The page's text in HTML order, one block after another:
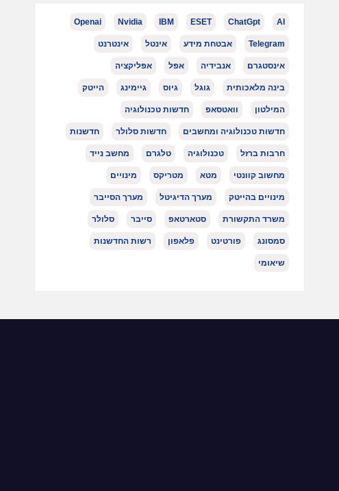
AI
ChatGpt
ESET
IBM
Nvidia
Openai
Telegram אבטחת מידע אינטל אינטרנט
אינסטגרם אנבידיה אפל אפליקציה
בינה מלאכותית גוגל גיוס גיימינג הייטק
המילטון וואטסאפ חדשות טכנולוגיה
חדשות טכנולוגיה ומחשבים חדשות סלולר חדשנות
חרבות ברזל טכנולוגיה טלגרם מחשב נייד
מחשוב קוונטי מטא מטריקס מינויים
מינויים בהייטק מערך הדיגיטל מערך הסייבר
משרד התקשורת סטארטאפ סייבר סלולר
סמסונג פורטינט פלאפון רשות החדשנות
שיאומי